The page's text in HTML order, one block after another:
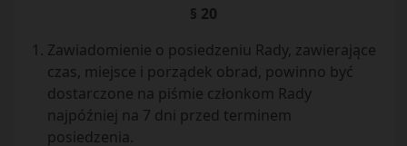
§ 20
Zawiadomienie o posiedzeniu Rady, zawierające
czas, miejsce i porządek obrad, powinno być
dostarczone na piśmie członkom Rady
najpóźniej na 7 dni przed terminem
posiedzenia.